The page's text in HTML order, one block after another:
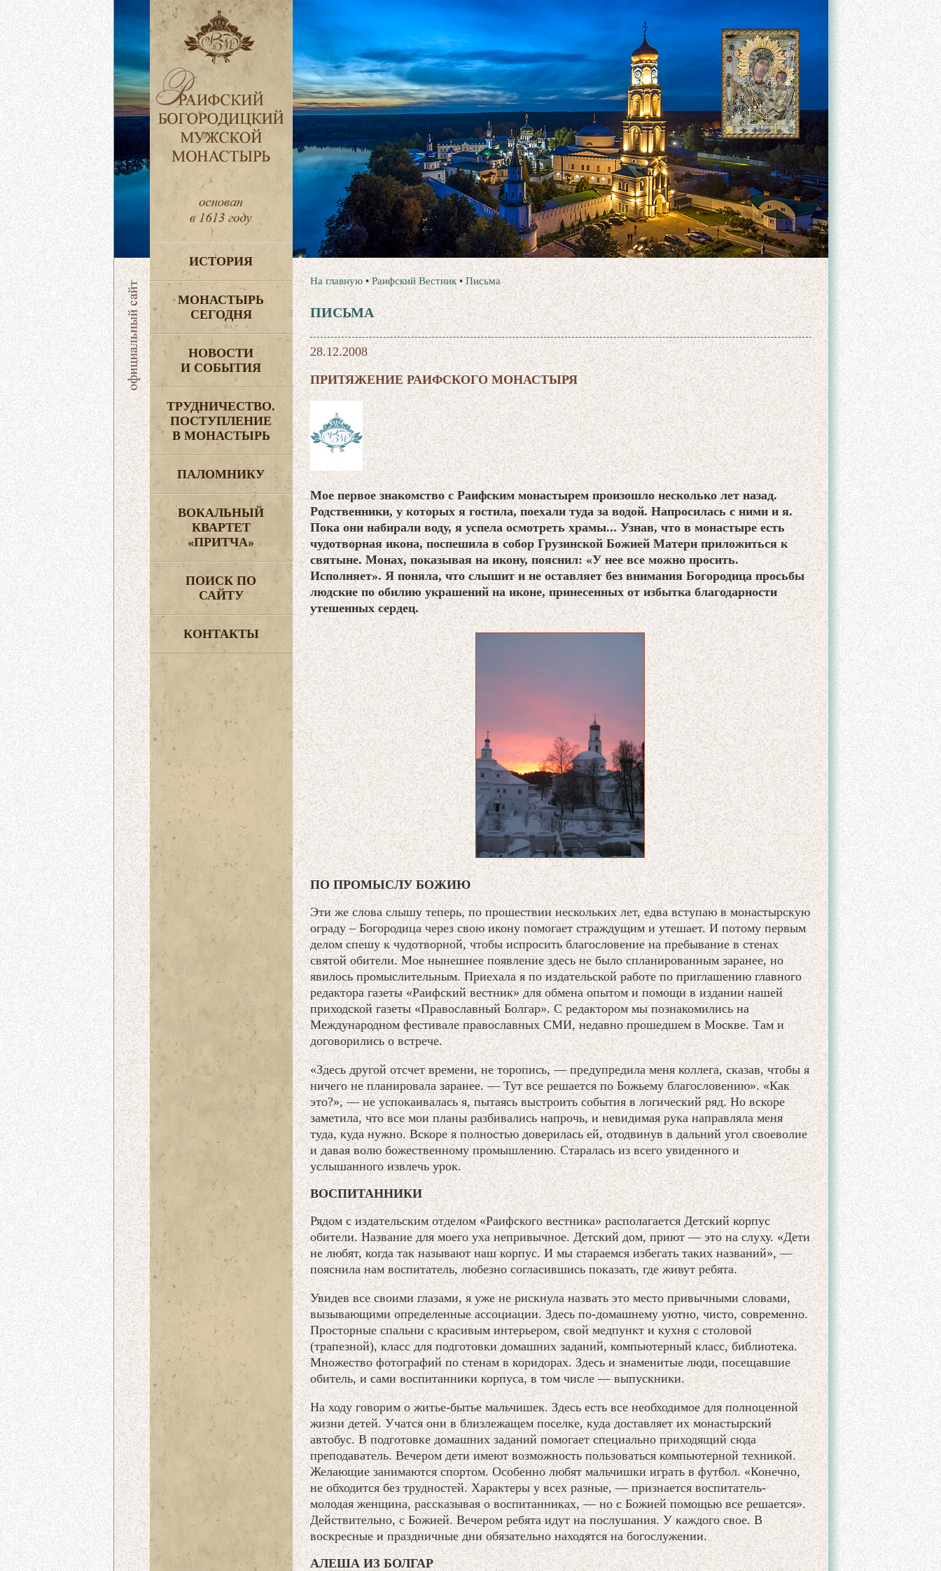
ИСТОРИЯ
МОНАСТЫРЬ
СЕГОДНЯ
НОВОСТИ
И СОБЫТИЯ
ТРУДНИЧЕСТВО.
ПОСТУПЛЕНИЕ
В МОНАСТЫРЬ
ПАЛОМНИКУ
ВОКАЛЬНЫЙ
КВАРТЕТ
«ПРИТЧА»
ПОИСК ПО
САЙТУ
КОНТАКТЫ
На главную •Раифский Вестник •Письма
ПИСЬМА
28.12.2008
ПРИТЯЖЕНИЕ РАИФСКОГО МОНАСТЫРЯ
Мое первое знакомство с Раифским монастырем произошло несколько лет назад.
Родственники, у которых я гостила, поехали туда за водой. Напросилась с ними и я.
Пока они набирали воду, я успела осмотреть храмы... Узнав, что в монастыре есть
чудотворная икона, поспешила в собор Грузинской Божией Матери приложиться к
святыне. Монах, показывая на икону, пояснил: «У нее все можно просить.
Исполняет». Я поняла, что слышит и не оставляет без внимания Богородица просьбы
людские по обилию украшений на иконе, принесенных от избытка благодарности
утешенных сердец.
ПО ПРОМЫСЛУ БОЖИЮ
Эти же слова слышу теперь, по прошествии нескольких лет, едва вступаю в монастырскую
ограду – Богородица через свою икону помогает страждущим и утешает. И потому первым
делом спешу к чудотворной, чтобы испросить благословение на пребывание в стенах
святой обители. Мое нынешнее появление здесь не было спланированным заранее, но
явилось промыслительным. Приехала я по издательской работе по приглашению главного
редактора газеты «Раифский вестник» для обмена опытом и помощи в издании нашей
приходской газеты «Православный Болгар». С редактором мы познакомились на
Международном фестивале православных СМИ, недавно прошедшем в Москве. Там и
договорились о встрече.
«Здесь другой отсчет времени, не торопись, — предупредила меня коллега, сказав, чтобы я
ничего не планировала заранее. — Тут все решается по Божьему благословению». «Как
это?», — не успокаивалась я, пытаясь выстроить события в логический ряд. Но вскоре
заметила, что все мои планы разбивались напрочь, и невидимая рука направляла меня
туда, куда нужно. Вскоре я полностью доверилась ей, отодвинув в дальний угол своеволие
и давая волю божественному промышлению. Старалась из всего увиденного и
услышанного извлечь урок.
ВОСПИТАННИКИ
Рядом с издательским отделом «Раифского вестника» располагается Детский корпус
обители. Название для моего уха непривычное. Детский дом, приют — это на слуху. «Дети
не любят, когда так называют наш корпус. И мы стараемся избегать таких названий», —
пояснила нам воспитатель, любезно согласившись показать, где живут ребята.
Увидев все своими глазами, я уже не рискнула назвать это место привычными словами,
вызывающими определенные ассоциации. Здесь по-домашнему уютно, чисто, современно.
Просторные спальни с красивым интерьером, свой медпункт и кухня с столовой
(трапезной), класс для подготовки домашних заданий, компьютерный класс, библиотека.
Множество фотографий по стенам в коридорах. Здесь и знаменитые люди, посещавшие
обитель, и сами воспитанники корпуса, в том числе — выпускники.
На ходу говорим о житье-бытье мальчишек. Здесь есть все необходимое для полноценной
жизни детей. Учатся они в близлежащем поселке, куда доставляет их монастырский
автобус. В подготовке домашних заданий помогает специально приходящий сюда
преподаватель. Вечером дети имеют возможность пользоваться компьютерной техникой.
Желающие занимаются спортом. Особенно любят мальчишки играть в футбол. «Конечно,
не обходится без трудностей. Характеры у всех разные, — признается воспитатель-
молодая женщина, рассказывая о воспитанниках, — но с Божией помощью все решается».
Действительно, с Божией. Вечером ребята идут на послушания. У каждого свое. В
воскресные и праздничные дни обязательно находятся на богослужении.
АЛЕША ИЗ БОЛГАР